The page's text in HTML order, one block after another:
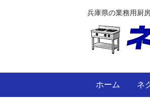
兵庫県の業務用厨
ホーム ネ